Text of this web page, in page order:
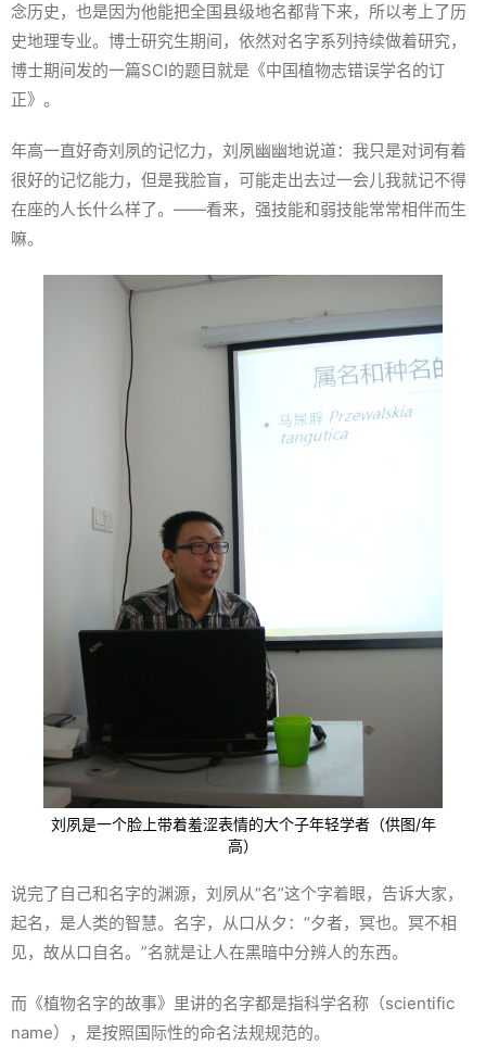
念历史，也是因为他能把全国县级地名都背下来，所以考上了历
史地理专业。博士研究生期间，依然对名字系列持续做着研究，
博士期间发的一篇SCI的题目就是《中国植物志错误学名的订
正》。
年高一直好奇刘夙的记忆力，刘夙幽幽地说道：我只是对词有着
很好的记忆能力，但是我脸盲，可能走出去过一会儿我就记不得
在座的人长什么样了。——看来，强技能和弱技能常常相伴而生
嘛。
刘夙是一个脸上带着羞涩表情的大个子年轻学者（供图/年
高）
说完了自己和名字的渊源，刘夙从“名”这个字着眼，告诉大家，
起名，是人类的智慧。名字，从口从夕：“夕者，冥也。冥不相
见，故从口自名。”名就是让人在黑暗中分辨人的东西。
而《植物名字的故事》里讲的名字都是指科学名称（scientific
name），是按照国际性的命名法规规范的。